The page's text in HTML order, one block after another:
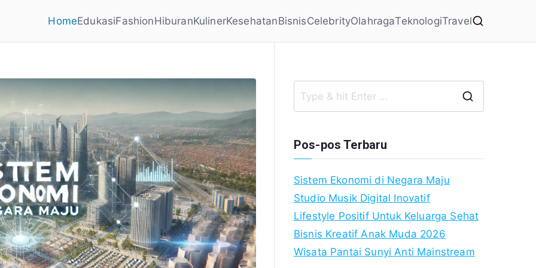
HomeEdukasiFashionHiburanKulinerKesehatanBisnisCelebrityOlahragaTeknologiTravel
Pos-pos Terbaru
Sistem Ekonomi di Negara Maju
Studio Musik Digital Inovatif
Lifestyle Positif Untuk Keluarga Sehat
Bisnis Kreatif Anak Muda 2026
Wisata Pantai Sunyi Anti Mainstream